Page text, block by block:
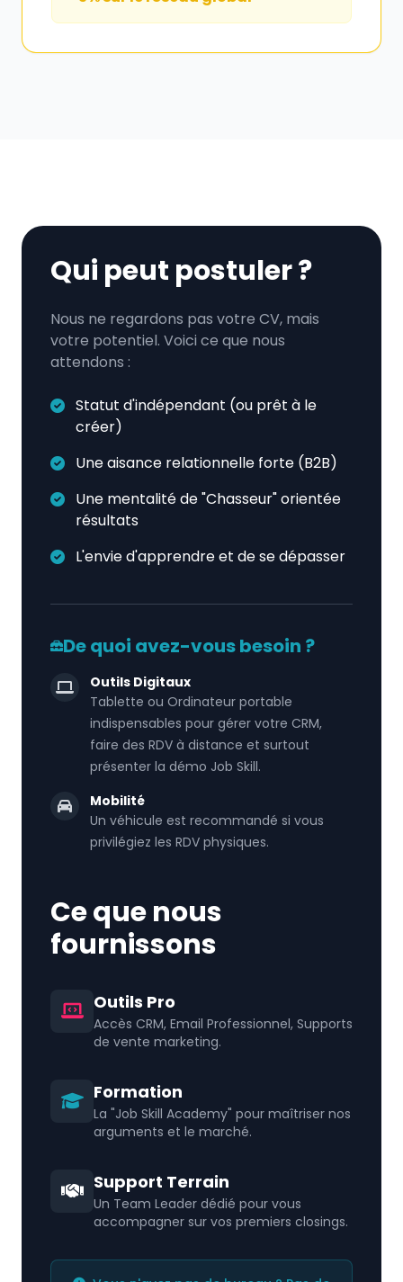
Qui peut postuler ?
Nous ne regardons pas votre CV, mais
votre potentiel. Voici ce que nous
attendons :
Statut d'indépendant (ou prêt à le
créer)
Une aisance relationnelle forte (B2B)
Une mentalité de "Chasseur" orientée
résultats
L'envie d'apprendre et de se dépasser
De quoi avez-vous besoin ?
Outils Digitaux
Tablette ou Ordinateur portable
indispensables pour gérer votre CRM,
faire des RDV à distance et surtout
présenter la démo Job Skill.
Mobilité
Un véhicule est recommandé si vous
privilégiez les RDV physiques.
Ce que nous
fournissons
Outils Pro
Accès CRM, Email Professionnel, Supports
de vente marketing.
Formation
La "Job Skill Academy" pour maîtriser nos
arguments et le marché.
Support Terrain
Un Team Leader dédié pour vous
accompagner sur vos premiers closings.